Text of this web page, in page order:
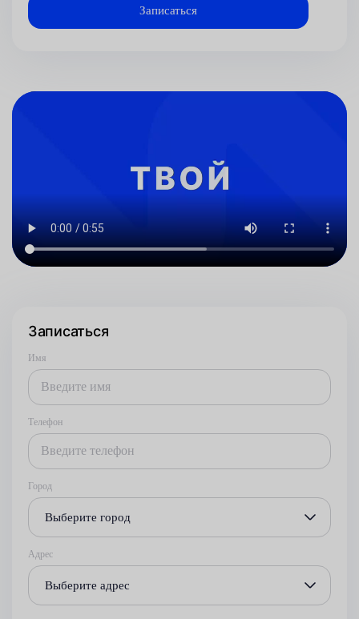
Записаться
Имя
Телефон
Город
Выберите город
Адрес
Выберите адрес